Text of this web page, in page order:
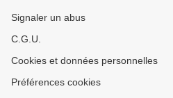
Signaler un abus
C.G.U.
Cookies et données personnelles
Préférences cookies